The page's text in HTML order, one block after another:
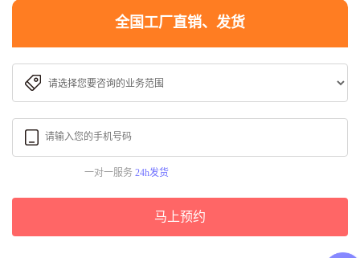
全国工厂直销、发货
一对一服务 24h发货
马上预约